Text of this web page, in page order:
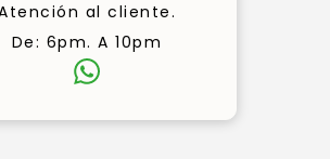
al cliente.
De: 6pm. A 10pm